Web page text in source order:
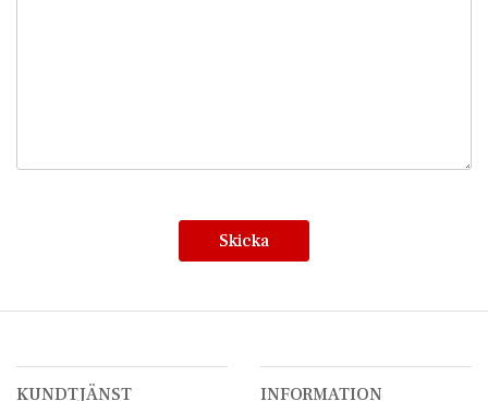
Skicka
KUNDTJÄNST INFORMATION